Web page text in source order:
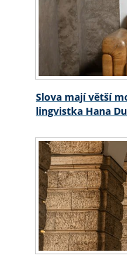
Slova mají větší
lingvistka Hana